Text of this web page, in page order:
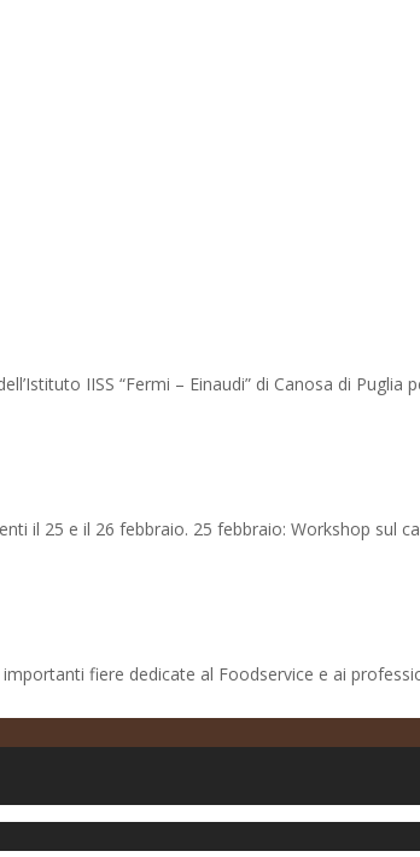
IISS “Fermi – Einaudi” di Canosa di Puglia
il 25 e il 26 febbraio. 25 febbraio: Workshop sul
fiere dedicate al Foodservice e ai